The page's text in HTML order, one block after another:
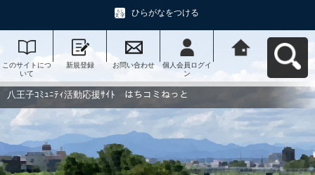
ひらがなをつける
このサイトにつ
いて
新規登録 お問い合わせ
個人会員ログイ
ン
動応援ｻｲﾄ はち
コミねっとへ戻
八王子ｺﾐｭﾆﾃｨ活動応援ｻｲﾄ はちコミねっと